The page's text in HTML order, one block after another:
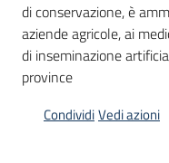
progetti
Agricoltura
di conservazione, è
aziende agricole, ai
di inseminazione
province
CondividiVedi azioni